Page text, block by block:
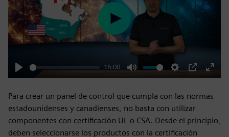
Play
16:00
Mute Settings
PIP
Enter
Play
Para crear un panel de control que cumpla con las normas
estadounidenses y canadienses, no basta con utilizar
componentes con certificación UL o CSA. Desde el principio,
deben seleccionarse los productos con la certificación